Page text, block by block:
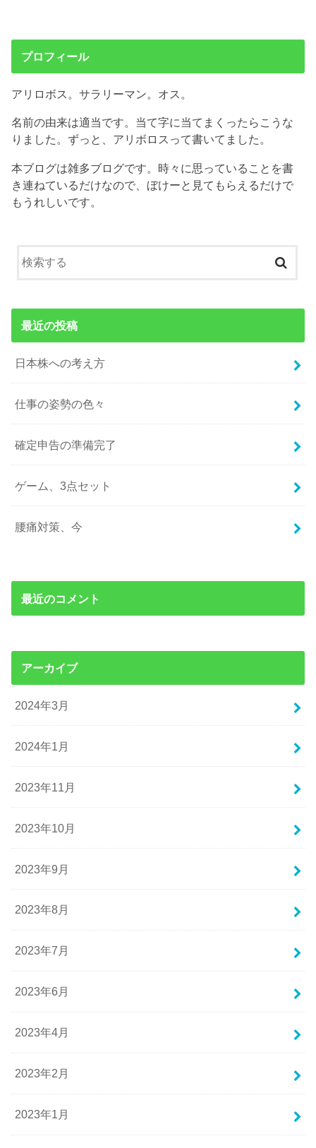
プロフィール
アリロボス。サラリーマン。オス。
名前の由来は適当です。当て字に当てまくったらこうな
りました。ずっと、アリボロスって書いてました。
本ブログは雑多ブログです。時々に思っていることを書
き連ねているだけなので、ぼけーと見てもらえるだけで
もうれしいです。
最近の投稿
日本株への考え方
仕事の姿勢の色々
確定申告の準備完了
ゲーム、3点セット
腰痛対策、今
最近のコメント
アーカイブ
2024年3月
2024年1月
2023年11月
2023年10月
2023年9月
2023年8月
2023年7月
2023年6月
2023年4月
2023年2月
2023年1月